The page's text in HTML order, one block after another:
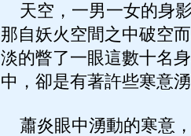
天空，一男一女的身
那自妖火空間之中破空
淡的瞥了一眼這數十名
中，卻是有著許些寒意湧
蕭炎眼中湧動的寒意